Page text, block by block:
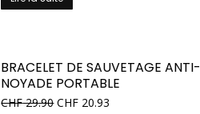
BRACELET DE SAUVETAGE ANTI-
NOYADE PORTABLE
CHF29.90 CHF 20.93